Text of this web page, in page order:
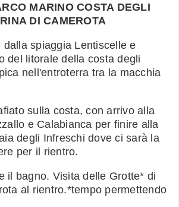
MARINO COSTA DEGLI
DI CAMEROTA
dalla spiaggia Lentiscelle e
del litorale della costa degli
nell'entroterra tra la macchia
sulla costa, con arrivo alla
e Calabianca per finire alla
degli Infreschi dove ci sarà la
per il rientro.
il bagno. Visita delle Grotte* di
al rientro.*tempo permettendo